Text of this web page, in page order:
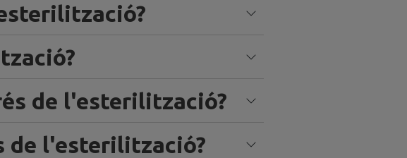
de l'esterilització?
de l'esterilització?